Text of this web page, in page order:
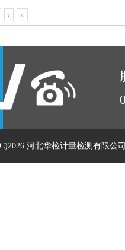
› »
河北华检计量检测有限